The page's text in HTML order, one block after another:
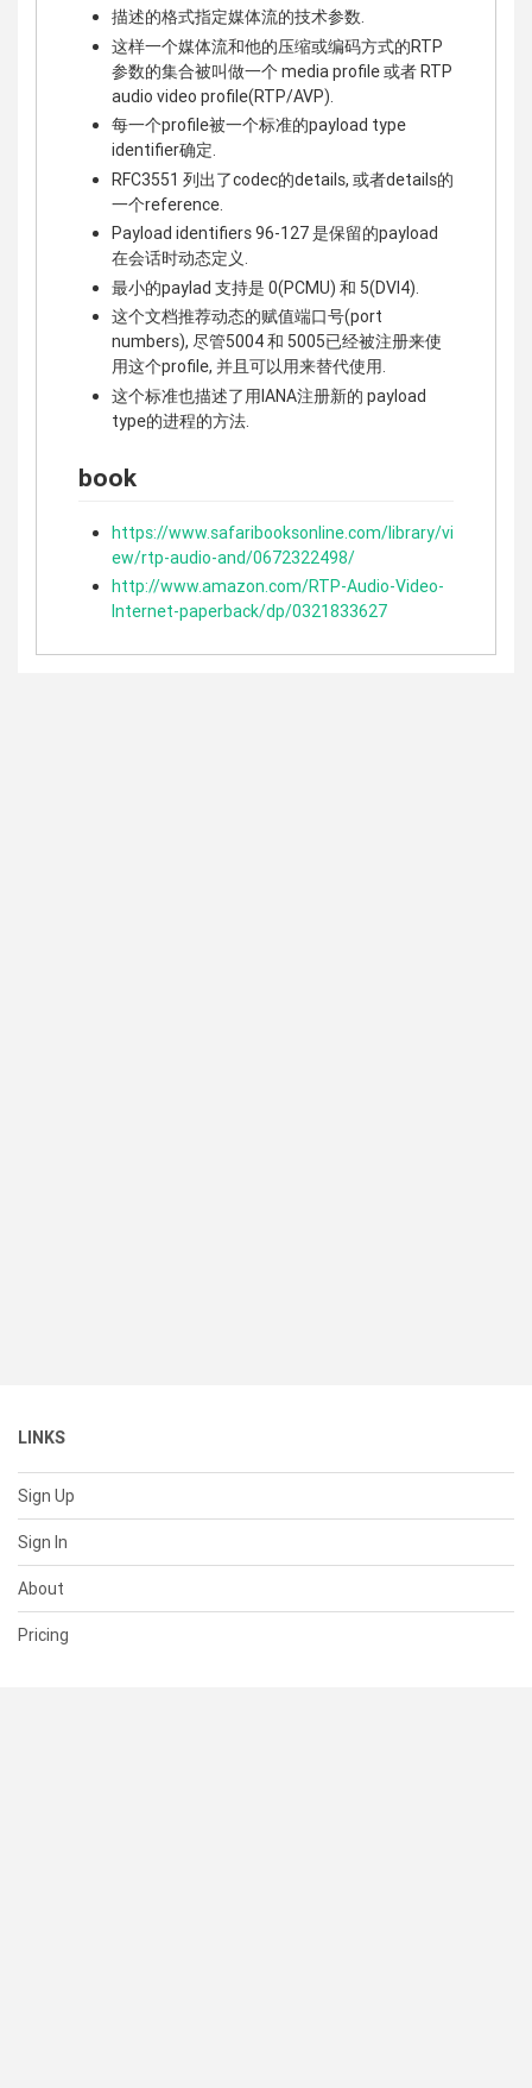
描述的格式指定媒体流的技术参数.
这样一个媒体流和他的压缩或编码方式的RTP
参数的集合被叫做一个 media profile 或者 RTP
audio video profile(RTP/AVP).
每一个profile被一个标准的payload type
identifier确定.
RFC3551 列出了codec的details, 或者details的
一个reference.
Payload identifiers 96-127 是保留的payload
在会话时动态定义.
最小的paylad 支持是 0(PCMU) 和 5(DVI4).
这个文档推荐动态的赋值端口号(port
numbers), 尽管5004 和 5005已经被注册来使
用这个profile, 并且可以用来替代使用.
这个标准也描述了用IANA注册新的 payload
type的进程的方法.
book
https://www.safaribooksonline.com/library/vi
ew/rtp-audio-and/0672322498/
http://www.amazon.com/RTP-Audio-Video-
Internet-paperback/dp/0321833627
LINKS
Sign Up
Sign In
About
Pricing